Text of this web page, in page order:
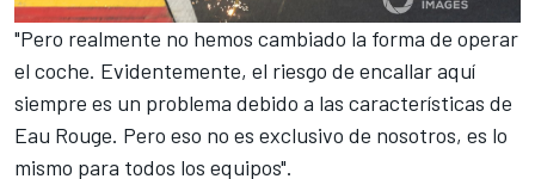
"Pero realmente no hemos cambiado la forma de operar
el coche. Evidentemente, el riesgo de encallar aquí
siempre es un problema debido a las características de
Eau Rouge. Pero eso no es exclusivo de nosotros, es lo
mismo para todos los equipos".